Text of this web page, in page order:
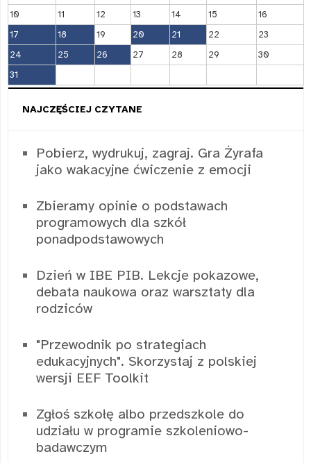
10
11 12 13 14 15
16
17
18 19 20 21 22
23
24
25 26 27 28 29
30
31
NAJCZĘŚCIEJ CZYTANE
Pobierz, wydrukuj, zagraj. Gra Żyrafa
jako wakacyjne ćwiczenie z emocji
Zbieramy opinie o podstawach
programowych dla szkół
ponadpodstawowych
Dzień w IBE PIB. Lekcje pokazowe,
debata naukowa oraz warsztaty dla
rodziców
"Przewodnik po strategiach
edukacyjnych". Skorzystaj z polskiej
wersji EEF Toolkit
Zgłoś szkołę albo przedszkole do
udziału w programie szkoleniowo-
badawczym